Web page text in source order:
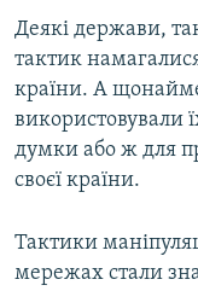
Деякі держави,
тактик
країни. А
використовували
думки або ж для
своєї країни.
Тактики
мережах стали